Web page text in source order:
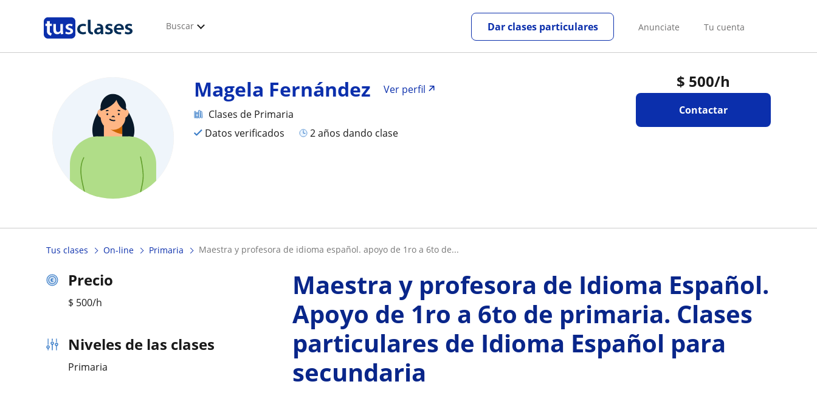
Buscar Anunciate Tu cuenta
Dar clases particulares
$ 500/h
Contactar
Magela Fernández
Ver perfil
Clases de Primaria
Datos verificados
2 años dando clase
Tus clases On-line Primaria maestra y profesora de idioma español. apoyo de 1ro a 6to de...
Precio
$ 500/h
Niveles de las clases
Primaria
Maestra y profesora de Idioma Español.
Apoyo de 1ro a 6to de primaria. Clases
particulares de Idioma Español para
secundaria